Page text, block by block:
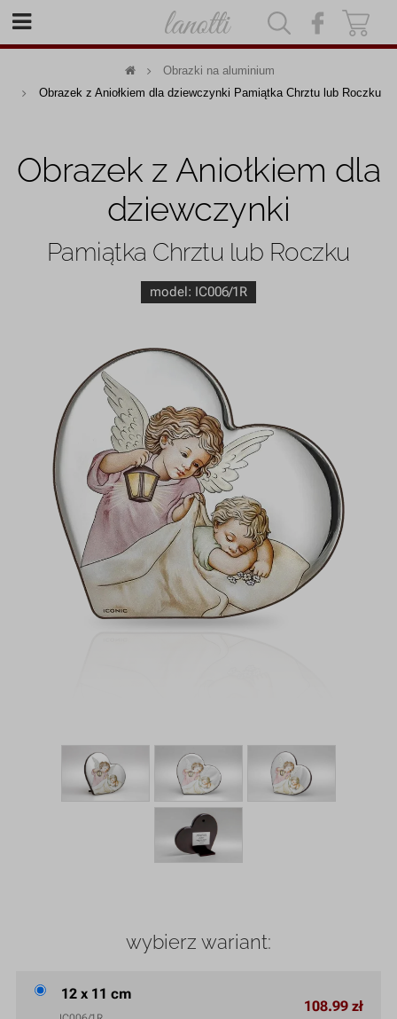
Obrazki na aluminium
Obrazek z Aniołkiem dla dziewczynki Pamiątka Chrztu lub Roczku
Obrazek z Aniołkiem dla
dziewczynki
Pamiątka Chrztu lub Roczku
model: IC006/1R
wybierz wariant:
12 x 11 cm
108.99 zł